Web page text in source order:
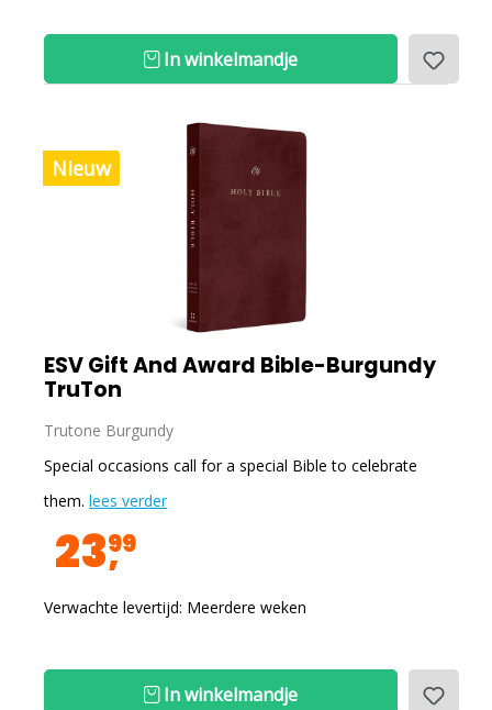
In winkelmandje
Nieuw
ESV Gift And Award Bible-Burgundy
TruTon
Trutone Burgundy
Special occasions call for a special Bible to celebrate
them. lees verder
2399
Verwachte levertijd: Meerdere weken
In winkelmandje